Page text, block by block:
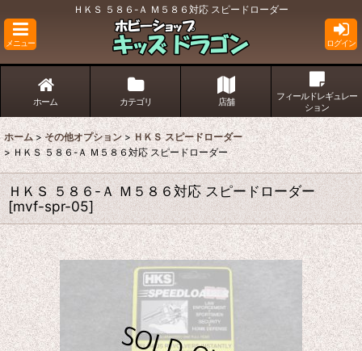
ＨＫＳ ５８６-Ａ Ｍ５８６対応 スピードローダー
メニュー ログイン
ホーム カテゴリ 店舗
フィールドレギュレー
ション
ホーム > その他オプション > ＨＫＳ スピードローダー
> ＨＫＳ ５８６-Ａ Ｍ５８６対応 スピードローダー
ＨＫＳ ５８６-Ａ Ｍ５８６対応 スピードローダー
[mvf-spr-05]